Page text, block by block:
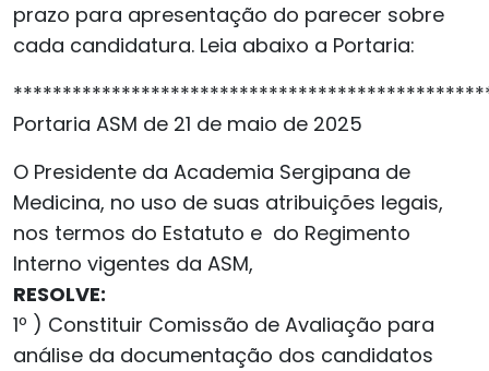
prazo para apresentação do parecer sobre
cada candidatura. Leia abaixo a Portaria:
Portaria ASM de 21 de maio de 2025
O Presidente da Academia Sergipana de
Medicina, no uso de suas atribuições legais,
nos termos do Estatuto e do Regimento
Interno vigentes da ASM,
RESOLVE:
1º ) Constituir Comissão de Avaliação para
análise da documentação dos candidatos